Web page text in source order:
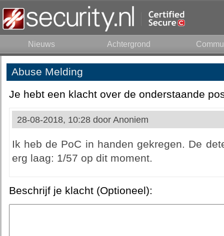
Nieuws Achtergrond
Abuse Melding
Je hebt een klacht over de onderstaande
28-08-2018, 10:28 door Anoniem
Ik heb de PoC in handen gekregen. De
erg laag: 1/57 op dit moment.
Beschrijf je klacht (Optioneel):